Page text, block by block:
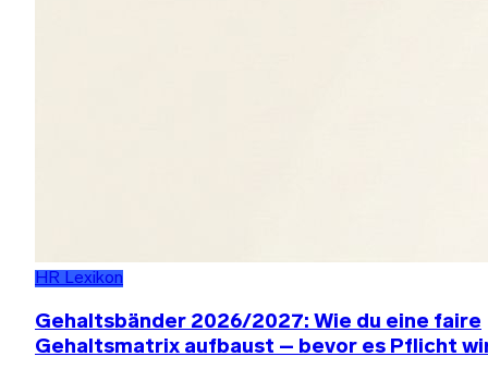
HR Lexikon
Gehaltsbänder 2026/2027: Wie du eine faire
Gehaltsmatrix aufbaust – bevor es Pflicht